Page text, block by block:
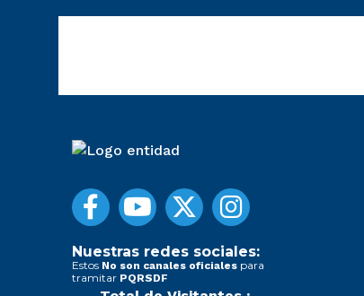
Nuestras redes sociales:
Estos No son canales oficiales para
tramitar PQRSDF